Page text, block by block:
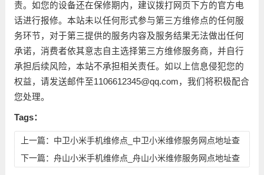
责。如您的设备还在保修期内，建议拨打网页下方的官方电
话进行报修。本站未以任何形式参与第三方维修点的任何服
务环节，对于第三提供的服务内容及服务结果无法做出任何
承诺，消费者依其意志自主选择第三方维修服务商，并自行
承担后续风险，本站不承担相关责任。如以上信息侵犯您的
权益，请发送邮件至1106612345@qq.com，我们将积极配合
您处理。
Tags：
上一篇： 中卫小米手机维修点_中卫小米维修服务网点地址查
询
下一篇： 舟山小米手机维修点_舟山小米维修服务网点地址查